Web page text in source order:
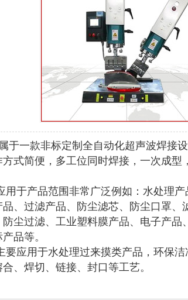
于一款非标定制全自动化超声波焊接
式简便，多工位同时焊接，一次成
用于产品范围非常广泛例如：水处理
、过滤产品、防尘滤芯、防尘口罩
尘过滤、工业塑料膜产品、电子产
品等。
要应用于水处理过来摸类产品，环保
、焊切、链接、封口等工艺。